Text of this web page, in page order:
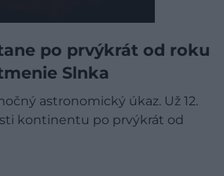
po prvýkrát od roku
Slnka
astronomický úkaz. Už 12.
kontinentu po prvýkrát od